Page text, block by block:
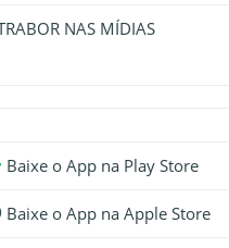
NAS MÍDIAS
Baixe o App na Play Store
Baixe o App na Apple Store